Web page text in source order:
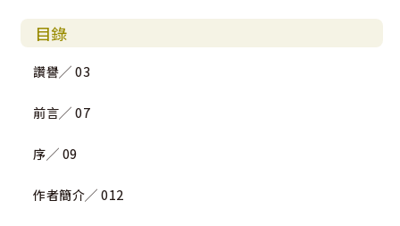
目錄
讚譽╱ 03
前言╱ 07
序╱ 09
作者簡介╱ 012